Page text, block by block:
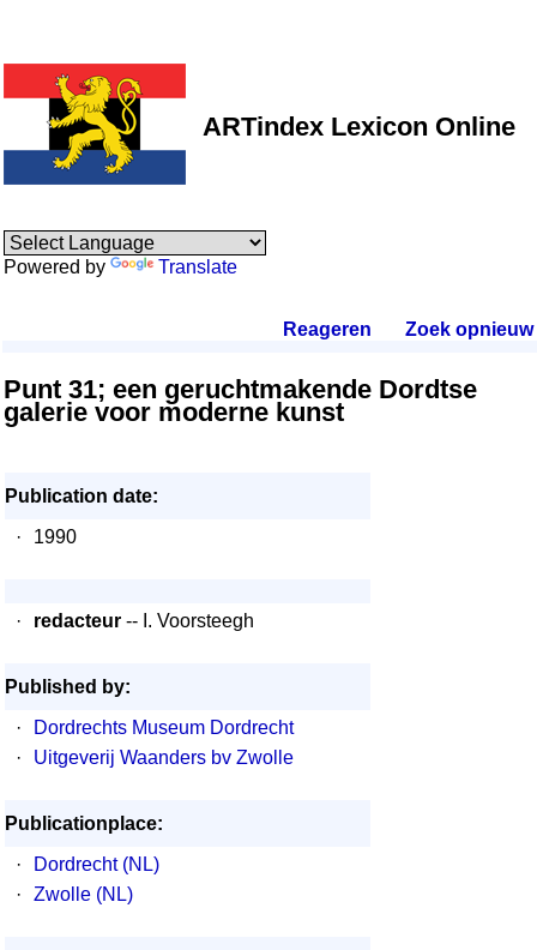
ARTindex Lexicon Online
Powered by Translate
Reageren Zoek opnieuw.
Punt 31; een geruchtmakende Dordtse
galerie voor moderne kunst
Publication date:
·
1990
· redacteur -- I. Voorsteegh
Published by:
·
Dordrechts Museum Dordrecht
·
Uitgeverij Waanders bv Zwolle
Publicationplace:
·
Dordrecht (NL)
·
Zwolle (NL)